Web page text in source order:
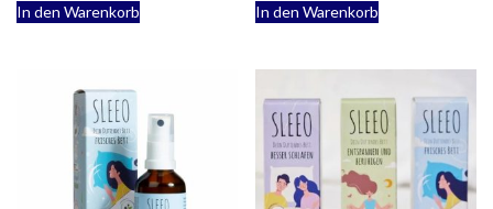
In den Warenkorb In den Warenkorb